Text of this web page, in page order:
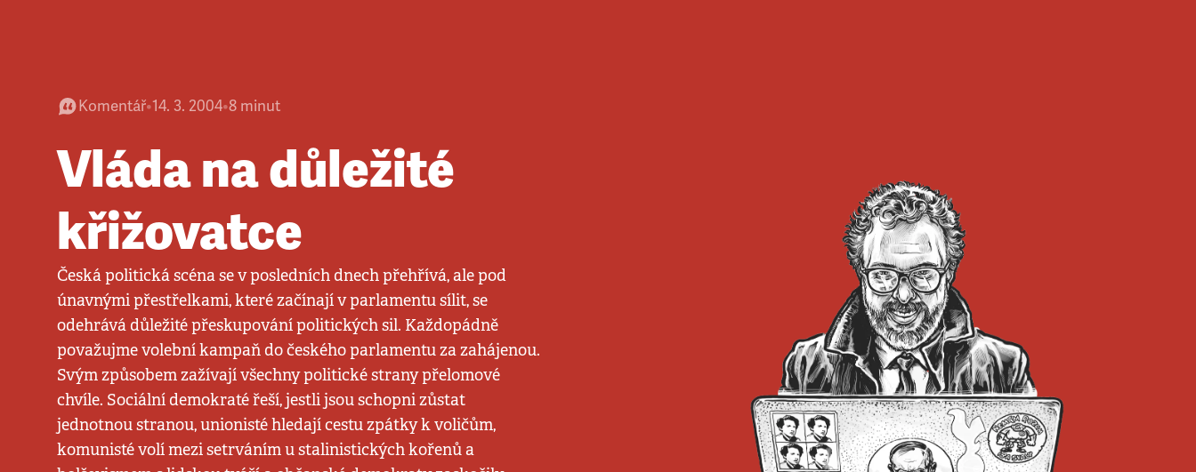
Komentář•14. 3. 2004•8 minut
Vláda na důležité
křižovatce
Česká politická scéna se v posledních dnech přehřívá, ale pod
únavnými přestřelkami, které začínají v parlamentu sílit, se
odehrává důležité přeskupování politických sil. Každopádně
považujme volební kampaň do českého parlamentu za zahájenou.
Svým způsobem zažívají všechny politické strany přelomové
chvíle. Sociální demokraté řeší, jestli jsou schopni zůstat
jednotnou stranou, unionisté hledají cestu zpátky k voličům,
komunisté volí mezi setrváním u stalinistických kořenů a